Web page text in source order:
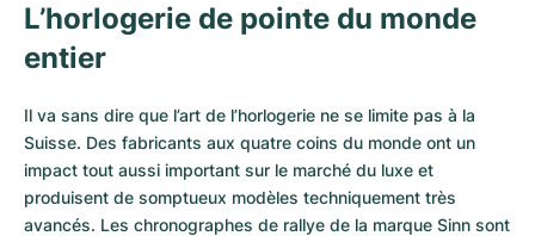
L’horlogerie de pointe du monde
entier
Il va sans dire que l’art de l’horlogerie ne se limite pas à la
Suisse. Des fabricants aux quatre coins du monde ont un
impact tout aussi important sur le marché du luxe et
produisent de somptueux modèles techniquement très
avancés. Les chronographes de rallye de la marque Sinn sont